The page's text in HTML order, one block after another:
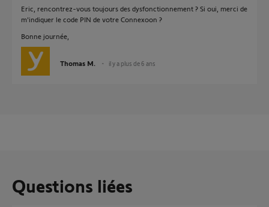
Eric, rencontrez-vous toujours des dysfonctionnement ? Si oui, merci de
m'indiquer le code PIN de votre Connexoon ?
Bonne journée,
Thomas M. il y a plus de 6 ans
Questions liées